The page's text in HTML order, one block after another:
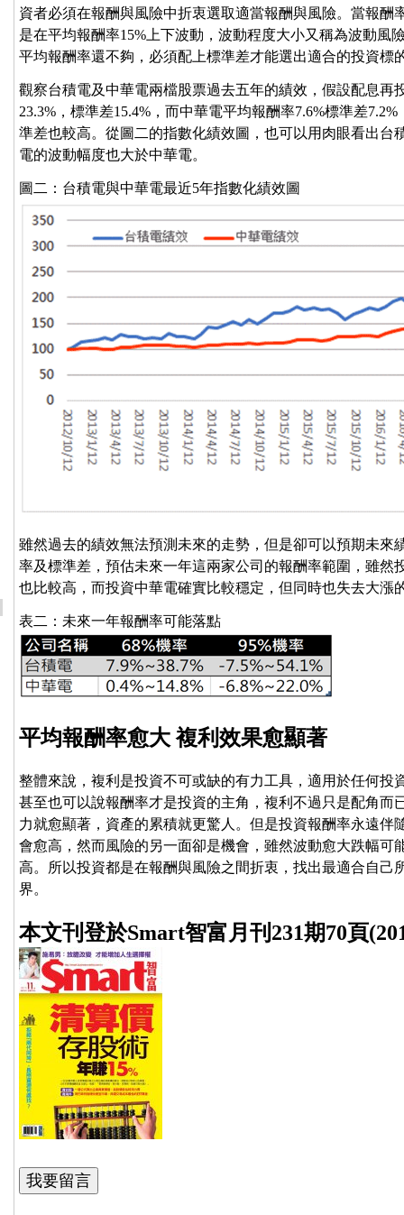
資者必須在報酬與風險中折衷選取適當報酬與風險。當報酬
是在平均報酬率15%上下波動，波動程度大小又稱為波動風
平均報酬率還不夠，必須配上標準差才能選出適合的投資標
觀察台積電及中華電兩檔股票過去五年的績效，假設配息再
23.3%，標準差15.4%，而中華電平均報酬率7.6%標準差
準差也較高。從圖二的指數化績效圖，也可以用肉眼看出台
電的波動幅度也大於中華電。
圖二：台積電與中華電最近5年指數化績效圖
雖然過去的績效無法預測未來的走勢，但是卻可以預期未來
率及標準差，預估未來一年這兩家公司的報酬率範圍，雖然
也比較高，而投資中華電確實比較穩定，但同時也失去大漲
表二：未來一年報酬率可能落點
平均報酬率愈大 複利效果愈顯著
整體來說，複利是投資不可或缺的有力工具，適用於任何投
甚至也可以說報酬率才是投資的主角，複利不過只是配角而
力就愈顯著，資產的累積就更驚人。但是投資報酬率永遠伴
會愈高，然而風險的另一面卻是機會，雖然波動愈大跌幅可
高。所以投資都是在報酬與風險之間折衷，找出最適合自己
界。
本文刊登於Smart智富月刊231期70頁